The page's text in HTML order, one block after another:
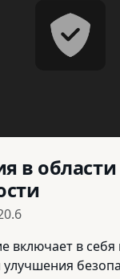
в области
включает в